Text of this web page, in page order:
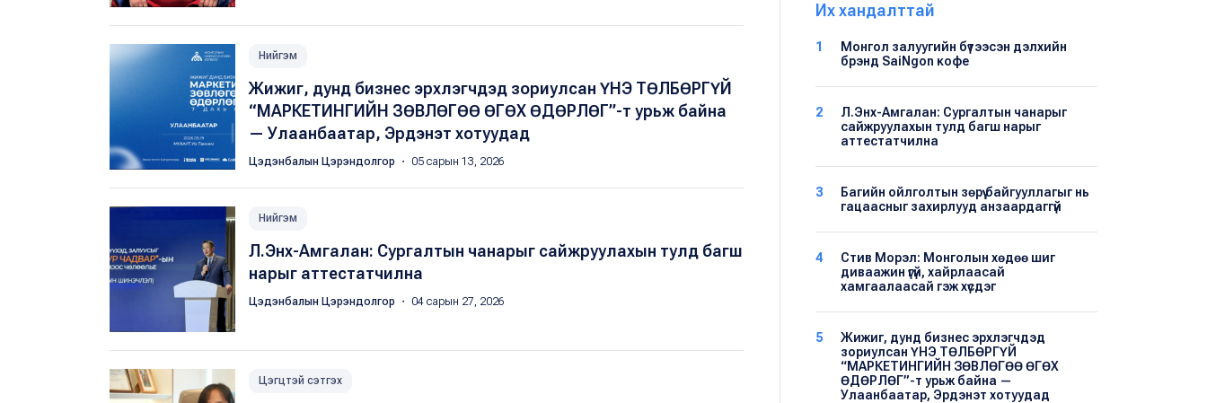
Нийгэм
Жижиг, дунд бизнес эрхлэгчдэд зориулсан ҮНЭ ТӨЛБӨРГҮЙ
“МАРКЕТИНГИЙН ЗӨВЛӨГӨӨ ӨГӨХ ӨДӨРЛӨГ”-т урьж байна
— Улаанбаатар, Эрдэнэт хотуудад
Цэдэнбалын Цэрэндолгор ・ 05 сарын 13, 2026
Нийгэм
Л.Энх-Амгалан: Сургалтын чанарыг сайжруулахын тулд багш
нарыг аттестатчилна
Цэдэнбалын Цэрэндолгор ・ 04 сарын 27, 2026
Цэгцтэй сэтгэх
Их хандалттай
1
Монгол залуугийн бүтээсэн дэлхийн
брэнд SaiNgon кофе
2
Л.Энх-Амгалан: Сургалтын чанарыг
сайжруулахын тулд багш нарыг
аттестатчилна
3
Багийн ойлголтын зөрүү байгууллагыг нь
гацаасныг захирлууд анзаардаггүй
4
Стив Морэл: Монголын хөдөө шиг
диваажин үгүй, хайрлаасай
хамгаалаасай гэж хүсдэг
5
Жижиг, дунд бизнес эрхлэгчдэд
зориулсан ҮНЭ ТӨЛБӨРГҮЙ
“МАРКЕТИНГИЙН ЗӨВЛӨГӨӨ ӨГӨХ
ӨДӨРЛӨГ”-т урьж байна —
Улаанбаатар, Эрдэнэт хотуудад